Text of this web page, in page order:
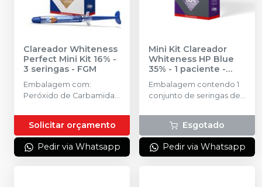
Clareador Whiteness
Perfect Mini Kit 16% -
3 seringas - FGM
Embalagem com:
Peróxido de Carbamida
com 3g.
Solicitar orçamento
Pedir via Whatsapp
Mini Kit Clareador
Whiteness HP Blue
35% - 1 paciente -
FGM
Embalagem contendo 1
conjunto de seringas de
Esgotado
Pedir via Whatsapp